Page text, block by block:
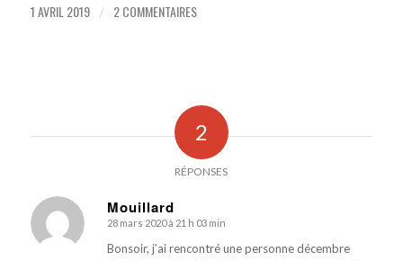
1 AVRIL 2019 / 2 COMMENTAIRES
2
RÉPONSES
Mouillard
dit
:
28 mars 2020 à 21 h 03 min
Bonsoir, j’ai rencontré une personne décembre